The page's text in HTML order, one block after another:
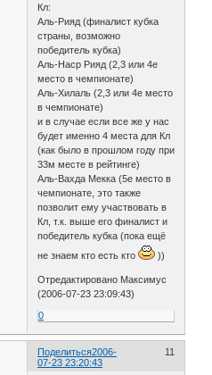
Кл:
Аль-Рияд (финалист кубка
страны, возможно
победитель кубка)
Аль-Наср Рияд (2,3 или 4е
место в чемпионате)
Аль-Хилаль (2,3 или 4е место
в чемпионате)
и в случае если все же у нас
будет именно 4 места для Кл
(как было в прошлом году при
33м месте в рейтинге)
Аль-Вахда Мекка (5е место в
чемпионате, это также
позволит ему участвовать в
Кл, т.к. выше его финалист и
победитель кубка (пока ещё
не знаем кто есть кто
))
Отредактировано Максимус
(2006-07-23 23:09:43)
0
Поделиться 11
2006-
07-23 23:20:43